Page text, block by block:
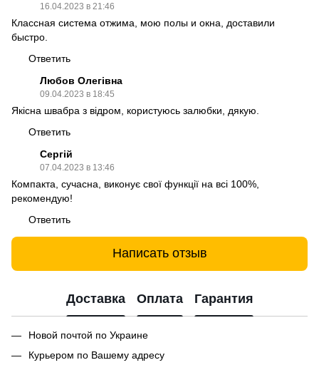
16.04.2023 в 21:46
Классная система отжима, мою полы и окна, доставили
быстро.
Ответить
Любов Олегівна
09.04.2023 в 18:45
Якісна швабра з відром, користуюсь залюбки, дякую.
Ответить
Сергій
07.04.2023 в 13:46
Компакта, сучасна, виконує свої функції на всі 100%,
рекомендую!
Ответить
Написать отзыв
Доставка Оплата Гарантия
Новой почтой по Украине
Курьером по Вашему адресу